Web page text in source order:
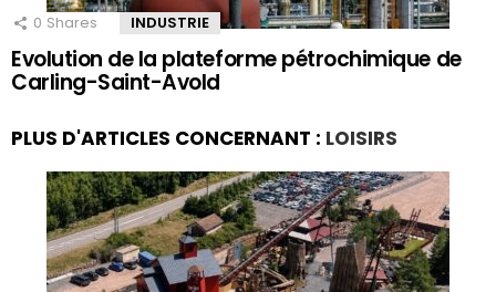
0 Shares INDUSTRIE
Evolution de la plateforme pétrochimique de
Carling-Saint-Avold
PLUS D'ARTICLES CONCERNANT : LOISIRS